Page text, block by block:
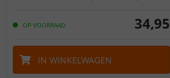
OP VOORRAAD 34,95
IN WINKELWAGEN